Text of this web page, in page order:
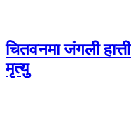
चितवनमा जंगली
मृत्यु